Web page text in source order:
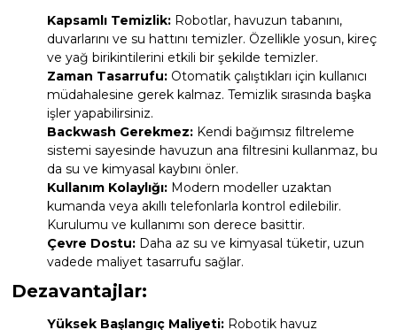
Kapsamlı Temizlik: Robotlar, havuzun tabanını,
duvarlarını ve su hattını temizler. Özellikle yosun, kireç
ve yağ birikintilerini etkili bir şekilde temizler.
Zaman Tasarrufu: Otomatik çalıştıkları için kullanıcı
müdahalesine gerek kalmaz. Temizlik sırasında başka
işler yapabilirsiniz.
Backwash Gerekmez: Kendi bağımsız filtreleme
sistemi sayesinde havuzun ana filtresini kullanmaz, bu
da su ve kimyasal kaybını önler.
Kullanım Kolaylığı: Modern modeller uzaktan
kumanda veya akıllı telefonlarla kontrol edilebilir.
Kurulumu ve kullanımı son derece basittir.
Çevre Dostu: Daha az su ve kimyasal tüketir, uzun
vadede maliyet tasarrufu sağlar.
Dezavantajlar:
Yüksek Başlangıç Maliyeti: Robotik havuz